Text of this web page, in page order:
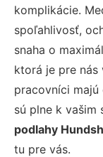
komplikácie.
spoľahlivosť,
snaha o
ktorá je pre nás
pracovníci majú
sú plne k vašim
podlahy
tu pre vás.